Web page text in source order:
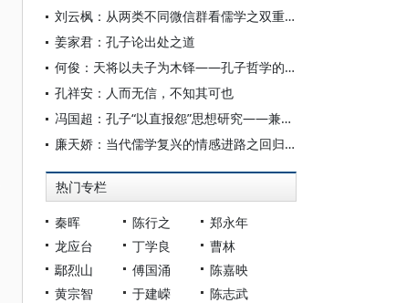
刘云枫：从两类不同微信群看儒学之双重困境——熟人群一潭死水，匿名群乱作一团
姜家君：孔子论出处之道
何俊：天将以夫子为木铎——孔子哲学的生命呈现
孔祥安：人而无信，不知其可也
冯国超：孔子“以直报怨”思想研究——兼论孔子是否反对“以德报怨”
廉天娇：当代儒学复兴的情感进路之回归与重构——评黄玉顺《中国情感哲学的当代复兴》
热门专栏
秦晖 陈行之
郑永年
龙应台
丁学良
曹林
鄢烈山
傅国涌
陈嘉映
黄宗智
于建嵘
陈志武